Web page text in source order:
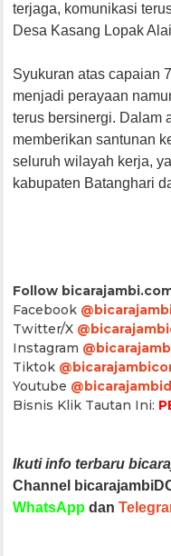
terjaga, komunikasi
Desa Kasang Lopak
Syukuran atas capaian
menjadi perayaan
terus bersinergi. Dalam
memberikan santunan
seluruh wilayah kerja,
kabupaten Batanghari
Follow
Facebook
Twitter/X
Instagram
Tiktok
Youtube
Bisnis Klik Tautan Ini:
Ikuti info terbaru
Channel
WhatsApp dan